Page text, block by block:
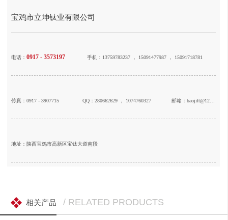
宝鸡市立坤钛业有限公司
电话： 0917 - 3573197 手机：13759783237 ， 15091477987 ， 15091718781
传真：0917 - 3907715 QQ：280662629 ， 1074760327 邮箱：baojift@126.com
地址：陕西宝鸡市高新区宝钛大道南段
相关产品 / RELATED PRODUCTS